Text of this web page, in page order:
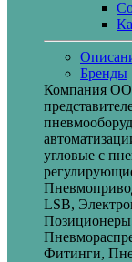
Бренды
Компания
угловые с
LSB,
Фитинги,